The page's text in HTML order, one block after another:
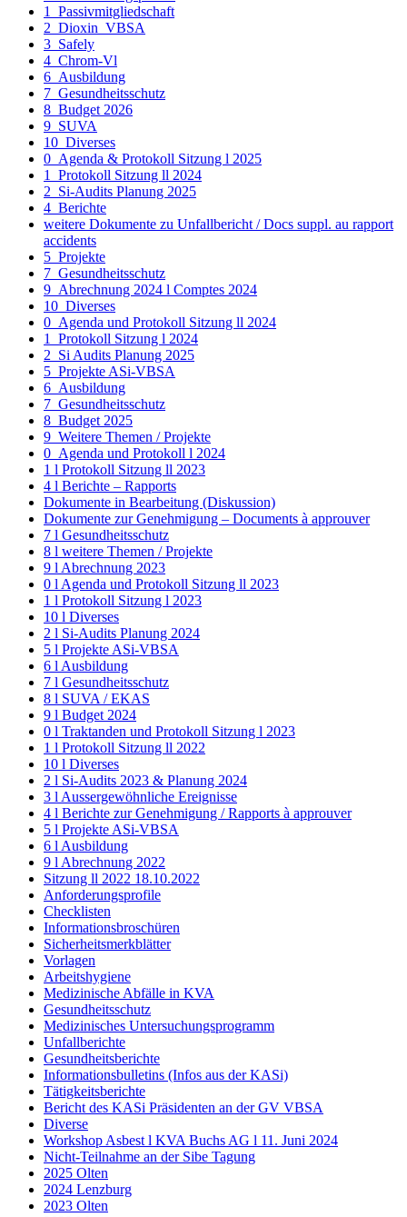
1_Passivmitgliedschaft
2_Dioxin_VBSA
3_Safely
4_Chrom-Vl
6_Ausbildung
7_Gesundheitsschutz
8_Budget 2026
9_SUVA
10_Diverses
0_Agenda & Protokoll Sitzung l 2025
1_Protokoll Sitzung ll 2024
2_Si-Audits Planung 2025
4_Berichte
weitere Dokumente zu Unfallbericht / Docs suppl. au rapport
accidents
5_Projekte
7_Gesundheitsschutz
9_Abrechnung 2024 l Comptes 2024
10_Diverses
0_Agenda und Protokoll Sitzung ll 2024
1_Protokoll Sitzung l 2024
2_Si Audits Planung 2025
5_Projekte ASi-VBSA
6_Ausbildung
7_Gesundheitsschutz
8_Budget 2025
9_Weitere Themen / Projekte
0_Agenda und Protokoll l 2024
1 l Protokoll Sitzung ll 2023
4 l Berichte – Rapports
Dokumente in Bearbeitung (Diskussion)
Dokumente zur Genehmigung – Documents à approuver
7 l Gesundheitsschutz
8 l weitere Themen / Projekte
9 l Abrechnung 2023
0 l Agenda und Protokoll Sitzung ll 2023
1 l Protokoll Sitzung l 2023
10 l Diverses
2 l Si-Audits Planung 2024
5 l Projekte ASi-VBSA
6 l Ausbildung
7 l Gesundheitsschutz
8 l SUVA / EKAS
9 l Budget 2024
0 l Traktanden und Protokoll Sitzung l 2023
1 l Protokoll Sitzung ll 2022
10 l Diverses
2 l Si-Audits 2023 & Planung 2024
3 l Aussergewöhnliche Ereignisse
4 l Berichte zur Genehmigung / Rapports à approuver
5 l Projekte ASi-VBSA
6 l Ausbildung
9 l Abrechnung 2022
Sitzung ll 2022 18.10.2022
Anforderungsprofile
Checklisten
Informationsbroschüren
Sicherheitsmerkblätter
Vorlagen
Arbeitshygiene
Medizinische Abfälle in KVA
Gesundheitsschutz
Medizinisches Untersuchungsprogramm
Unfallberichte
Gesundheitsberichte
Informationsbulletins (Infos aus der KASi)
Tätigkeitsberichte
Bericht des KASi Präsidenten an der GV VBSA
Diverse
Workshop Asbest l KVA Buchs AG l 11. Juni 2024
Nicht-Teilnahme an der Sibe Tagung
2025 Olten
2024 Lenzburg
2023 Olten